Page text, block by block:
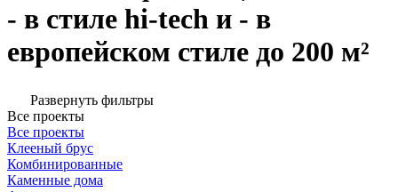
- в стиле hi-tech и - в
европейском стиле до 200 м²
Развернуть фильтры
Все проекты
Все проекты
Клееный брус
Комбинированные
Каменные дома